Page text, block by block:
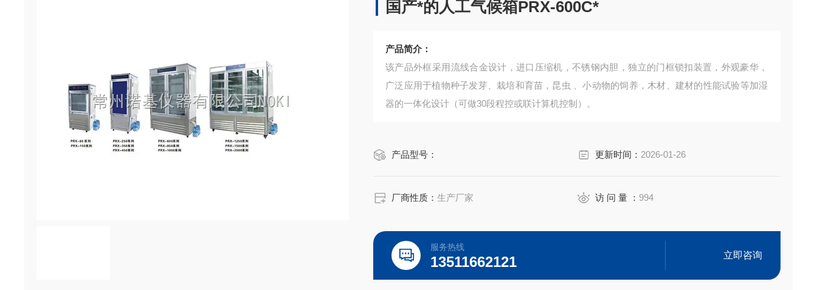
国产*的人工气候箱PRX-600C*
产品简介：
该产品外框采用流线合金设计，进口压缩机，不锈钢内胆，独立的门框锁扣装置，外观豪华，
广泛应用于植物种子发芽、栽培和育苗，昆虫 、小动物的饲养，木材、建材的性能试验等加湿
器的一体化设计（可做30段程控或联计算机控制）。
产品型号： 更新时间： 2026-01-26
厂商性质：生产厂家 访 问 量 ： 994
服务热线
13511662121 立即咨询